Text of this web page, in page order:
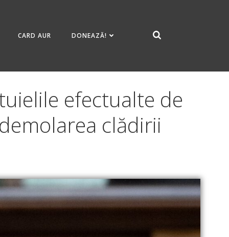
CARD AUR DONEAZĂ!
efectualte de
clădirii